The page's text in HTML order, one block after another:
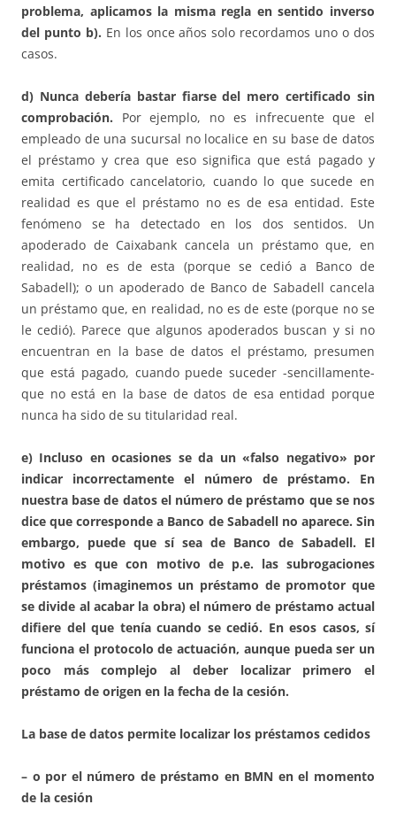
problema, aplicamos la misma regla en sentido inverso
del punto b). En los once años solo recordamos uno o dos
casos.
d) Nunca debería bastar fiarse del mero certificado sin
comprobación. Por ejemplo, no es infrecuente que el
empleado de una sucursal no localice en su base de datos
el préstamo y crea que eso significa que está pagado y
emita certificado cancelatorio, cuando lo que sucede en
realidad es que el préstamo no es de esa entidad. Este
fenómeno se ha detectado en los dos sentidos. Un
apoderado de Caixabank cancela un préstamo que, en
realidad, no es de esta (porque se cedió a Banco de
Sabadell); o un apoderado de Banco de Sabadell cancela
un préstamo que, en realidad, no es de este (porque no se
le cedió). Parece que algunos apoderados buscan y si no
encuentran en la base de datos el préstamo, presumen
que está pagado, cuando puede suceder -sencillamente-
que no está en la base de datos de esa entidad porque
nunca ha sido de su titularidad real.
e) Incluso en ocasiones se da un «falso negativo» por
indicar incorrectamente el número de préstamo. En
nuestra base de datos el número de préstamo que se nos
dice que corresponde a Banco de Sabadell no aparece. Sin
embargo, puede que sí sea de Banco de Sabadell. El
motivo es que con motivo de p.e. las subrogaciones
préstamos (imaginemos un préstamo de promotor que
se divide al acabar la obra) el número de préstamo actual
difiere del que tenía cuando se cedió. En esos casos, sí
funciona el protocolo de actuación, aunque pueda ser un
poco más complejo al deber localizar primero el
préstamo de origen en la fecha de la cesión.
La base de datos permite localizar los préstamos cedidos
– o por el número de préstamo en BMN en el momento
de la cesión